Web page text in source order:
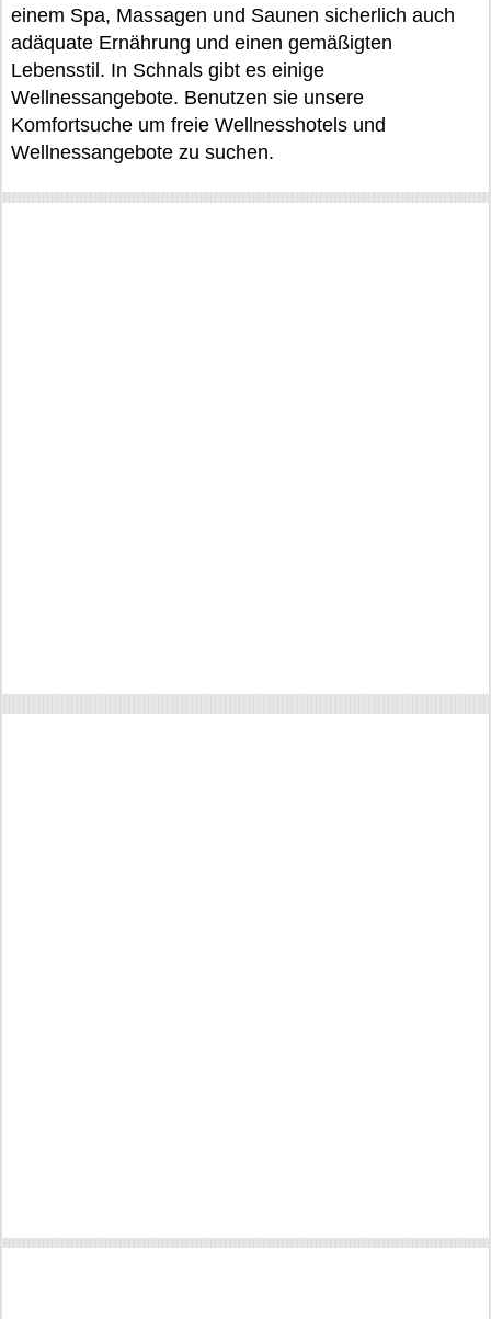
einem Spa, Massagen und Saunen sicherlich auch
adäquate Ernährung und einen gemäßigten
Lebensstil. In Schnals gibt es einige
Wellnessangebote. Benutzen sie unsere
Komfortsuche um freie Wellnesshotels und
Wellnessangebote zu suchen.